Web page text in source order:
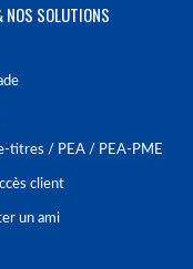
SOLUTIONS
titres / PEA / PEA-PME
client
un ami